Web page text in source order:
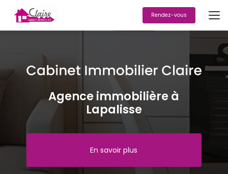
contenu
principal
Rendez-vous
Agence immobilière à
Lapalisse
En savoir plus